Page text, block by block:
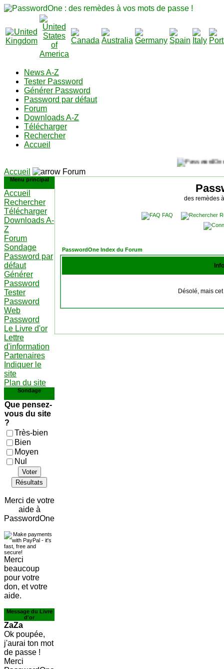
News A-Z
Tester Password
Générer Password
Password par défaut
Forum
Downloads A-Z
Télécharger
Rechercher
Accueil
Accueil Forum
Menu principal
Accueil
Rechercher
Télécharger
Downloads A-
Z
Forum
Sondage
Password par
défaut
Générer
Password
Tester
Password
Web
Password
Le Livre d'or
Lettre
d'information
Partenaires
Indiquer le
site
Plan du site
Sondage
Que pensez-
vous du site
?
Très-bien
Bien
Moyen
Nul
Voter
Résultats
Merci de votre
aide à
PasswordOne
Merci
beaucoup
pour votre
don, et votre
aide.
Message du Livre
d'or
ZaZa
Ok poupée,
j'aurai ton mot
de passe !
Merci
des remèdes
FAQ
PasswordOne Index du Forum
Désolé, mais